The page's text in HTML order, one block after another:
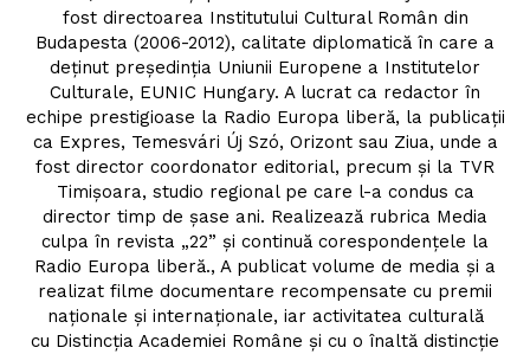
Un proiect
FREEDOM HOUSE ROMÂNIA
fost directoarea Institutului Cultural Român din
Budapesta (2006-2012), calitate diplomatică în care a
deținut președinția Uniunii Europene a Institutelor
Culturale, EUNIC Hungary. A lucrat ca redactor în
echipe prestigioase la Radio Europa liberă, la publicații
ca Expres, Temesvári Új Szó, Orizont sau Ziua, unde a
fost director coordonator editorial, precum și la TVR
Timişoara, studio regional pe care l-a condus ca
director timp de şase ani. Realizează rubrica Media
culpa în revista „22” și continuă corespondențele la
Radio Europa liberă., A publicat volume de media și a
realizat filme documentare recompensate cu premii
naționale și internaționale, iar activitatea culturală
cu Distincția Academiei Române și cu o înaltă distincție